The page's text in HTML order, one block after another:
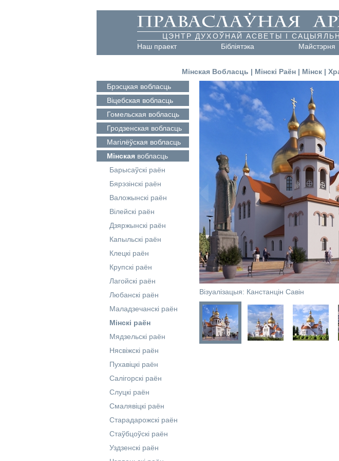
ЦЭНТР ДУХОЎНАЙ АСВЕТЫ І
Наш праект
Бібліятэка Майстэрня
Мінская Вобласць | Мінскі Раён | Мінск |
Брэсцкая вобласць
Віцебская вобласць
Гомельская вобласць
Гродзенская вобласць
Магілёўская вобласць
Мінскаявобласць
Барысаўскі раён
Бярэзінскі раён
Валожынскі раён
Вілейскі раён
Дзяржынскі раён
Капыльскі раён
Клецкі раён
Крупскі раён
Лагойскі раён
Любанскі раён
Маладзечанскі раён
Мінскі раён
Мядзельскі раён
Нясвіжскі раён
Пухавіцкі раён
Салігорскі раён
Слуцкі раён
Смалявіцкі раён
Старадарожскі раён
Стаўбцоўскі раён
Уздзенскі раён
Візуалізацыя: Канстанцін Савін